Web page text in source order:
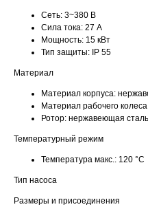
Сеть: 3~380 В
Сила тока: 27 А
Мощность: 15 кВт
Тип защиты: IP 55
Материал
Материал корпуса:
Материал рабочего
Ротор: нержавеющая сталь
Температурный режим
Температура макс.: 120 °С
Тип насоса
Размеры и присоединения